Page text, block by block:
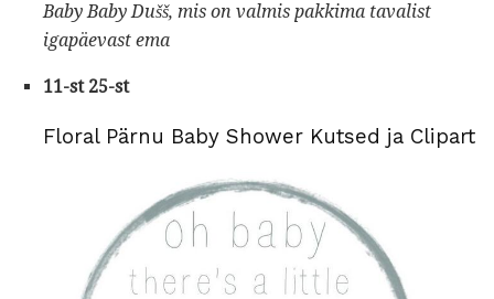
Baby Baby Dušš, mis on valmis pakkima tavalist
igapäevast ema
11-st 25-st
Floral Pärnu Baby Shower Kutsed ja Clipart